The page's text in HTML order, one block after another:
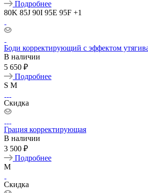
Подробнее
80K 85J 90I 95E 95F +1
Боди корректирующий с эффектом
В наличии
5 650 ₽
Подробнее
S M
Скидка
Грация корректирующая
В наличии
3 500 ₽
Подробнее
M
Скидка